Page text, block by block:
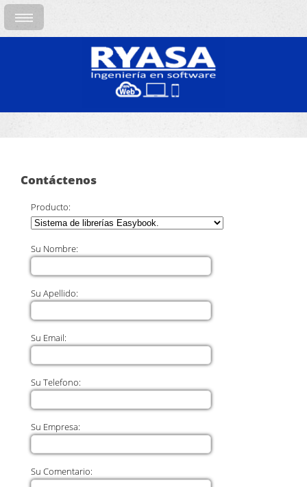
Contáctenos
Producto:
Su Nombre:
Su Apellido:
Su Email:
Su Telefono:
Su Empresa:
Su Comentario: